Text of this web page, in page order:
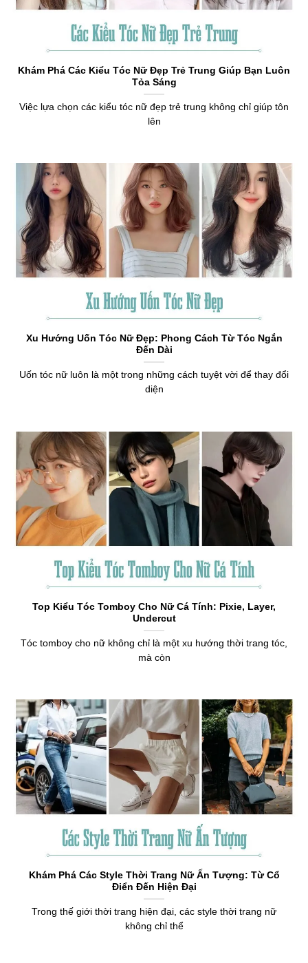
Khám Phá Các Kiểu Tóc Nữ Đẹp Trẻ Trung Giúp Bạn Luôn
Tỏa Sáng
Việc lựa chọn các kiểu tóc nữ đẹp trẻ trung không chỉ giúp tôn
lên
Xu Hướng Uốn Tóc Nữ Đẹp: Phong Cách Từ Tóc Ngắn
Đến Dài
Uốn tóc nữ luôn là một trong những cách tuyệt vời để thay đổi
diện
Top Kiểu Tóc Tomboy Cho Nữ Cá Tính: Pixie, Layer,
Undercut
Tóc tomboy cho nữ không chỉ là một xu hướng thời trang tóc,
mà còn
Khám Phá Các Style Thời Trang Nữ Ấn Tượng: Từ Cổ
Điển Đến Hiện Đại
Trong thế giới thời trang hiện đại, các style thời trang nữ
không chỉ thể